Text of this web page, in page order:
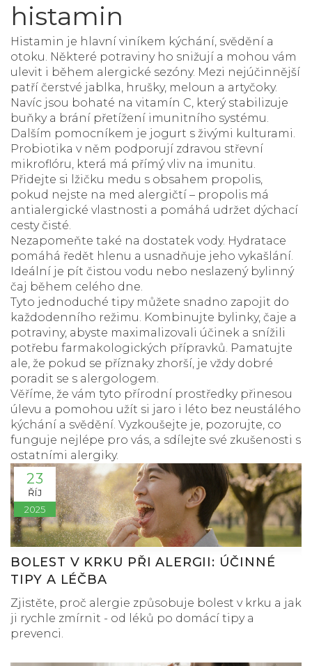
histamin
Histamin je hlavní viníkem kýchání, svědění a
otoku. Některé potraviny ho snižují a mohou vám
ulevit i během alergické sezóny. Mezi nejúčinnější
patří čerstvé jablka, hrušky, meloun a artyčoky.
Navíc jsou bohaté na vitamín C, který stabilizuje
buňky a brání přetížení imunitního systému.
Dalším pomocníkem je jogurt s živými kulturami.
Probiotika v něm podporují zdravou střevní
mikroflóru, která má přímý vliv na imunitu.
Přidejte si lžičku medu s obsahem propolis,
pokud nejste na med alergičtí – propolis má
antialergické vlastnosti a pomáhá udržet dýchací
cesty čisté.
Nezapomeňte také na dostatek vody. Hydratace
pomáhá ředět hlenu a usnadňuje jeho vykašlání.
Ideální je pít čistou vodu nebo neslazený bylinný
čaj během celého dne.
Tyto jednoduché tipy můžete snadno zapojit do
každodenního režimu. Kombinujte bylinky, čaje a
potraviny, abyste maximalizovali účinek a snížili
potřebu farmakologických přípravků. Pamatujte
ale, že pokud se příznaky zhorší, je vždy dobré
poradit se s alergologem.
Věříme, že vám tyto přírodní prostředky přinesou
úlevu a pomohou užít si jaro i léto bez neustálého
kýchání a svědění. Vyzkoušejte je, pozorujte, co
funguje nejlépe pro vás, a sdílejte své zkušenosti s
ostatními alergiky.
23
ŘÍJ
2025
BOLEST V KRKU PŘI ALERGII: ÚČINNÉ
TIPY A LÉČBA
Zjistěte, proč alergie způsobuje bolest v krku a jak
ji rychle zmírnit - od léků po domácí tipy a
prevenci.